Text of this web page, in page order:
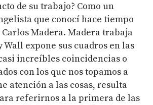
de su trabajo? Como un
que conocí hace tiempo
Madera. Madera trabaja
Wall expone sus cuadros en las
increíbles coincidencias o
con los que nos topamos a
atención a las cosas, resulta
referirnos a la primera de las